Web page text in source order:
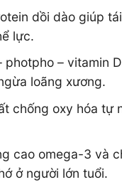
dồi dào giúp
lực.
photpho – vitamin
loãng xương.
chống oxy hóa tự
cao omega-3 và
ở người lớn tuổi.